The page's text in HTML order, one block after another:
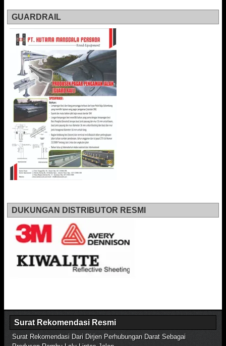
GUARDRAIL
DUKUNGAN DISTRIBUTOR RESMI
Surat Rekomendasi Resmi
Surat Rekomendasi Dari Dirjen Perhubungan Darat Sebagai